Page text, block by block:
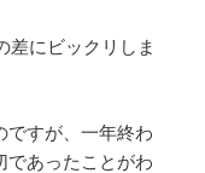
差にビックリしま
ですが、一年終わ
であったことがわ